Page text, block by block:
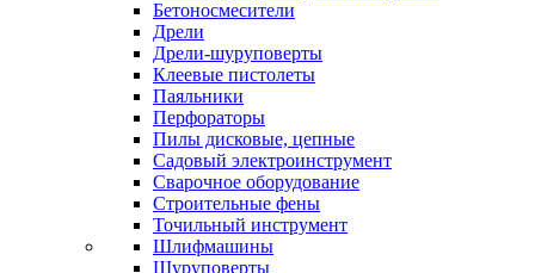
Бетоносмесители
Дрели
Дрели-шуруповерты
Клеевые пистолеты
Паяльники
Перфораторы
Пилы дисковые, цепные
Садовый электроинструмент
Сварочное оборудование
Строительные фены
Точильный инструмент
Шлифмашины
Шуруповерты